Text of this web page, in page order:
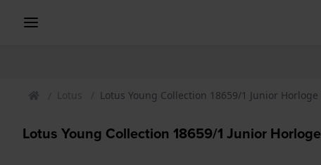
Lotus Lotus Young Collection 18659/1 Junior Horloge
Lotus Young Collection 18659/1 Junior Horloge